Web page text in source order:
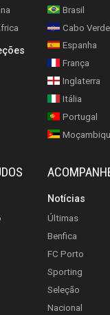
Brasil
Cabo Verde
Espanha
França
Inglaterra
Itália
Portugal
Notícias
Últimas
Benfica
FC Porto
Sporting
Seleção
Nacional